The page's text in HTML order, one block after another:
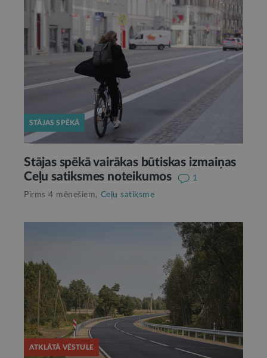
STĀJAS SPĒKĀ
Stājas spēkā vairākas būtiskas izmaiņas
Ceļu satiksmes noteikumos
1
Pirms 4 mēnešiem, Ceļu satiksme
ATKLĀTĀ VĒSTULE